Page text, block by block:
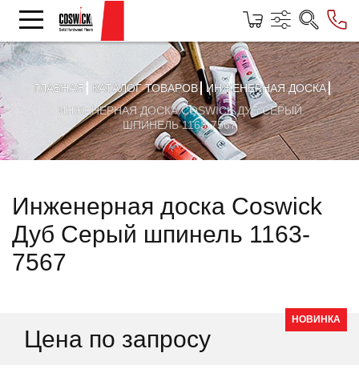
ГЛАВНАЯ КАТАЛОГ ТОВАРОВ
ИНЖЕНЕРНАЯ ДОСКА
ИНЖЕНЕРНАЯ ДОСКА COSWICK ДУБ СЕРЫЙ
ШПИНЕЛЬ 1163-7567
Инженерная доска Coswick
Дуб Серый шпинель 1163-
7567
НОВИНКА
Цена по запросу